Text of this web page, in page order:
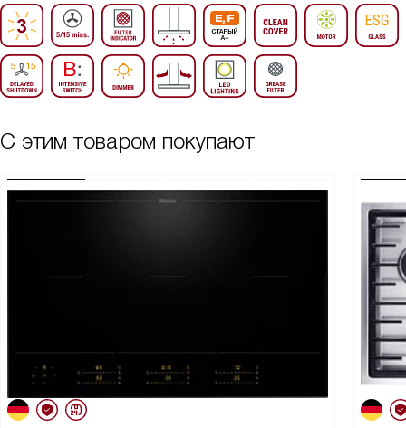
С этим товаром покупают